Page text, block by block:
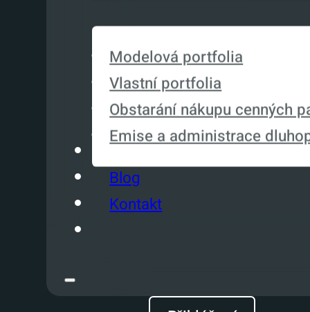
Modelová portfolia
Vlastní portfolia
Obstarání nákupu cenných
Emise a administrace
O nás
Blog
Kontakt